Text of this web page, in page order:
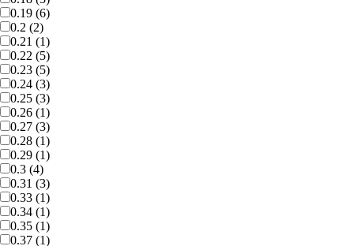
0.19 (6)
0.2 (2)
0.21 (1)
0.22 (5)
0.23 (5)
0.24 (3)
0.25 (3)
0.26 (1)
0.27 (3)
0.28 (1)
0.29 (1)
0.3 (4)
0.31 (3)
0.33 (1)
0.34 (1)
0.35 (1)
0.37 (1)